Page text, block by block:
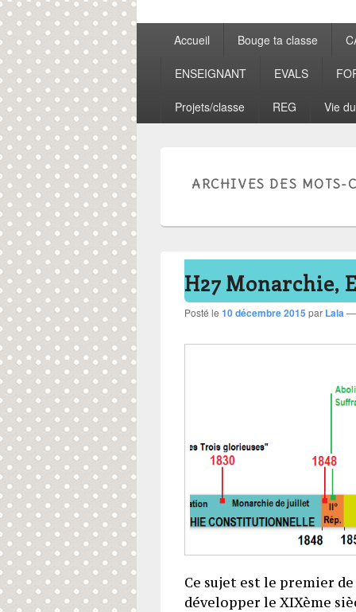
MenuAccueil Bouge ta classe
ENSEIGNANT EVALS
Projets/classe REG Vie
ARCHIVES DES MOTS-
H27 Monarchie,
Posté le 10 décembre 2015 par Lala—
Ce sujet est le premier
développer le XIXème